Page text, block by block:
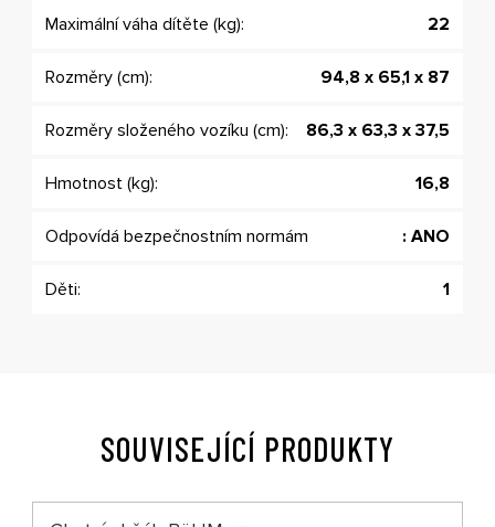
Maximální váha dítěte (kg): 22
Rozměry (cm): 94,8 x 65,1 x 87
Rozměry složeného vozíku (cm): 86,3 x 63,3 x 37,5
Hmotnost (kg): 16,8
Odpovídá bezpečnostním normám : ANO
Děti: 1
SOUVISEJÍCÍ PRODUKTY